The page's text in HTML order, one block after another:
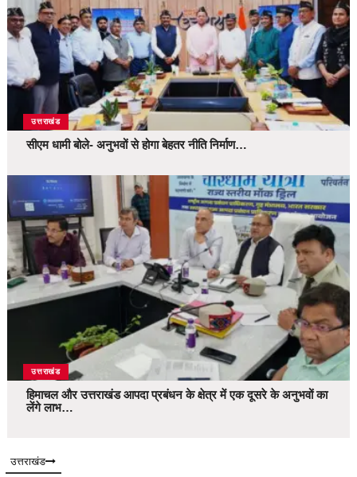
उत्तराखंड
सीएम धामी बोले- अनुभवों से होगा बेहतर नीति निर्माण…
उत्तराखंड
हिमाचल और उत्तराखंड आपदा प्रबंधन के क्षेत्र में एक दूसरे के अनुभवों का
लेंगे लाभ…
उत्तराखंड